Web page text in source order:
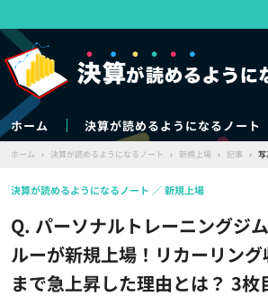
ホーム 決算が読めるようになるノート
ホーム › 決算が読めるようになるノート › 新規上場 › 記事 › 写
Q. パーソナルトレーニングジ
ルーが新規上場！リカーリン
まで急上昇した理由とは？ 3
決算が読めるようになるノート 新規上場